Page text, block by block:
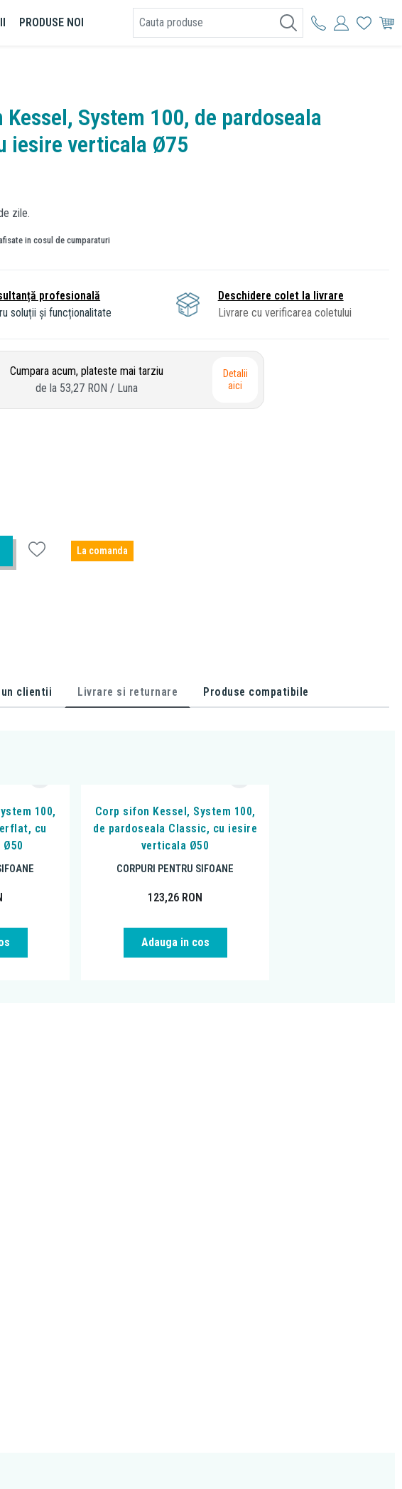
PRODUSE NOI
System 100, de pardoseala
iesire verticala Ø75
zile.
in cosul de cumparaturi
profesională
soluții și funcționalitate
Deschidere colet la livrare
Livrare cu verificarea coletului
Cumpara acum, plateste mai tarziu
de la 53,27 RON / Luna
Detalii
aici
La comanda
clientii Livrare si returnare Produse compatibile
100,
cu
Corp sifon Kessel, System 100,
de pardoseala Classic, cu iesire
verticala Ø50
CORPURI PENTRU SIFOANE
123,26 RON
Adauga in cos